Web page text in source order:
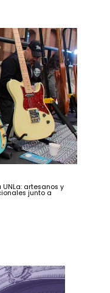
UNLa: artesanos y
junto a